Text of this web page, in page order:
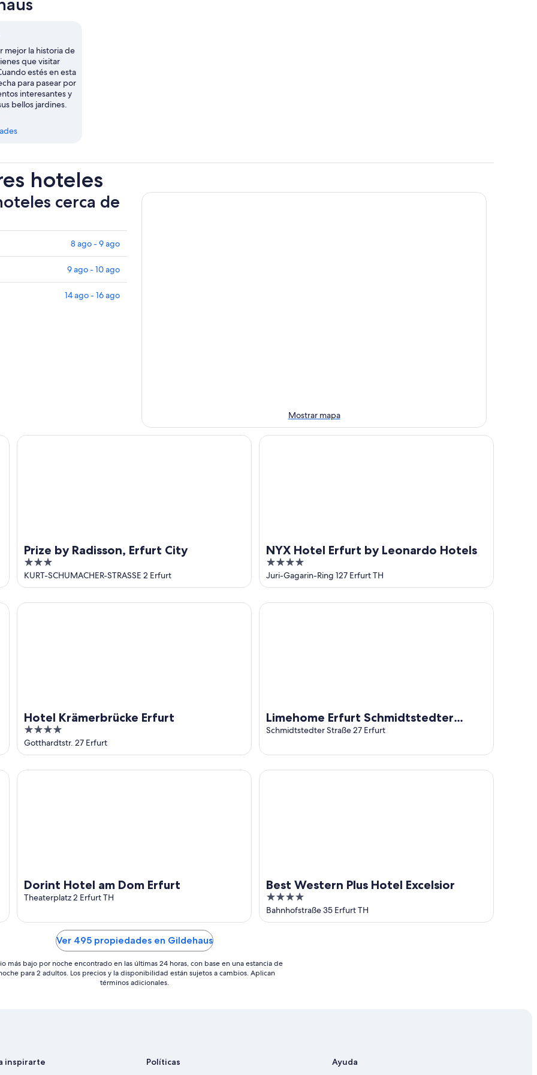
mejor la historia de
que visitar
estés en esta
para pasear por
interesantes y
bellos jardines.
hoteles
cerca de
8 ago - 9 ago
9 ago - 10 ago
14 ago - 16 ago
Mostrar mapa
Prize by Radisson, Erfurt City
3
out
of
5
KURT-SCHUMACHER-STRASSE 2 Erfurt
Prize by Radisson, Erfurt City
NYX Hotel Erfurt by Leonardo Hotels
4
out
of
5
Juri-Gagarin-Ring 127 Erfurt TH
NYX Hotel Erfurt by Leonardo Hotels
Hotel Krämerbrücke Erfurt
4
out
of
5
Gotthardtstr. 27 Erfurt
Hotel Krämerbrücke Erfurt
Limehome Erfurt Schmidtstedter
Straße
Schmidtstedter Straße 27 Erfurt
Limehome Erfurt Schmidtstedter Straße
Dorint Hotel am Dom Erfurt
Theaterplatz 2 Erfurt TH
Dorint Hotel am Dom Erfurt
Best Western Plus Hotel Excelsior
4
out
of
Bahnhofstraße 35 Erfurt TH
Best Western Plus Hotel Excelsior
Ver 495 propiedades en Gildehaus
más bajo por noche encontrado en las últimas 24 horas, con base en una estancia de
para 2 adultos. Los precios y la disponibilidad están sujetos a cambios. Aplican
términos adicionales.
inspirarte Políticas Ayuda